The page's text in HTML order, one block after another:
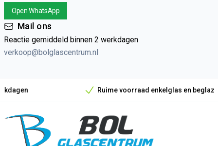
Open WhatsApp
Mail ons
Reactie gemiddeld binnen 2 werkdagen
verkoop@bolglascentrum.nl
Onze unieke verkoopargumenten
Ruime voorraad enkelglas en